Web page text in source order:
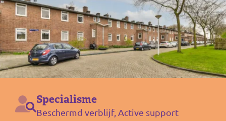
Specialisme
Beschermd verblijf, Active support